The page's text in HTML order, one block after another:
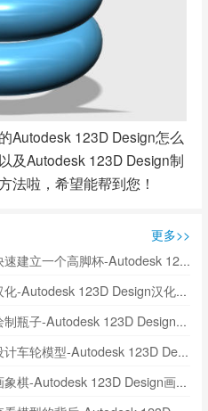
Autodesk 123D Design怎么
及Autodesk 123D Design制
法啦，希望能帮到您！
更多>>
Autodesk 123D Design怎么快速建立一个高脚杯-Autodesk 123D Design快速建立一个高脚杯的方法
Autodesk 123D Design怎么汉化-Autodesk 123D Design汉化的方法
Autodesk 123D Design怎么绘制瓶子-Autodesk 123D Design绘制瓶子的方法
Autodesk 123D Design怎么设计车轮模型-Autodesk 123D Design设计车轮模型的方法
Autodesk 123D Design怎么画象棋-Autodesk 123D Design画象棋的方法